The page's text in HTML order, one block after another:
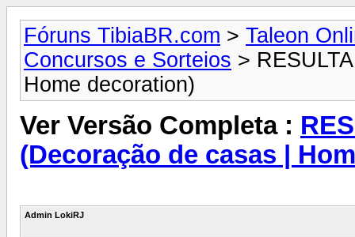
Fóruns TibiaBR.com > Taleon
Concursos e Sorteios >
Home decoration)
Ver Versão Completa :
(Decoração de casas |
Admin LokiRJ